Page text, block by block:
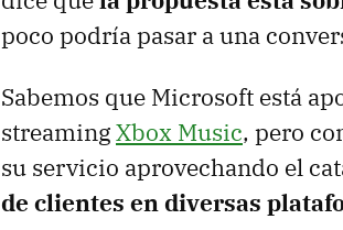
poco podría pasar a una
Sabemos que Microsoft está
streamingXbox Music, pero
su servicio aprovechando el
de clientes en diversas